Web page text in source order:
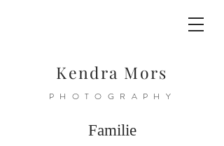
Kendra Mors
PHOTOGRAPHY
Familie